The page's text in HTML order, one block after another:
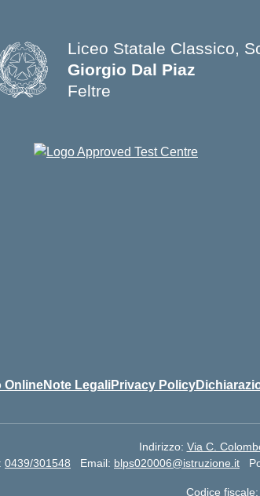
Liceo Statale Classico,
Giorgio Dal Piaz
Feltre
OnlineNote LegaliPrivacy Policy
Indirizzo: Via C.
0439/301548 Email: blps020006@istruzione.it
Codice